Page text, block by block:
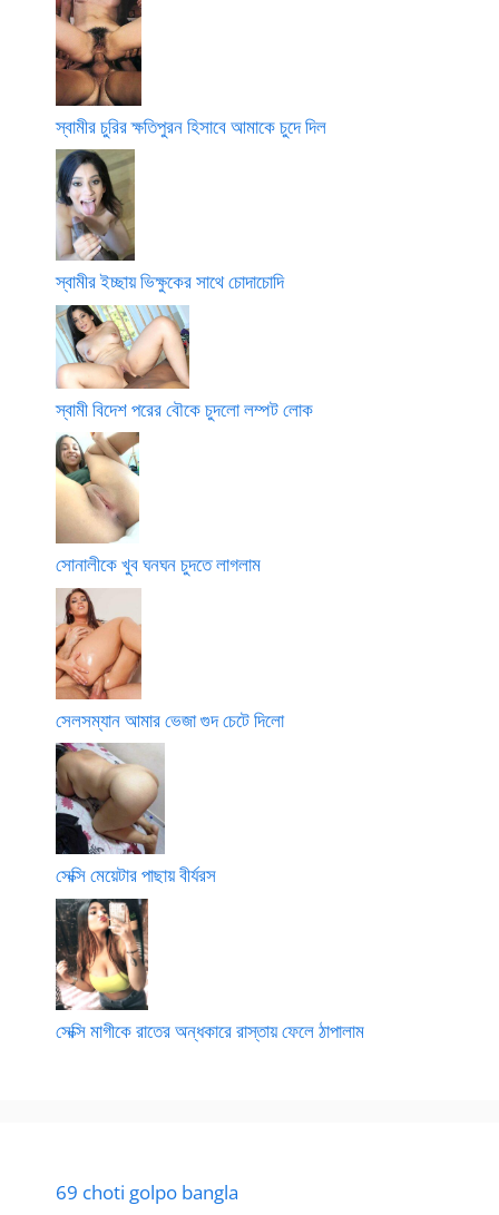
স্বামীর চুরির ক্ষতিপুরন হিসাবে আমাকে চুদে দিল
স্বামীর ইচ্ছায় ভিক্ষুকের সাথে চোদাচোদি
স্বামী বিদেশ পরের বৌকে চুদলো লম্পট লোক
সোনালীকে খুব ঘনঘন চুদতে লাগলাম
সেলসম্যান আমার ভেজা গুদ চেটে দিলো
সেক্সি মেয়েটার পাছায় বীর্যরস
সেক্সি মাগীকে রাতের অন্ধকারে রাস্তায় ফেলে ঠাপালাম
69 choti golpo bangla